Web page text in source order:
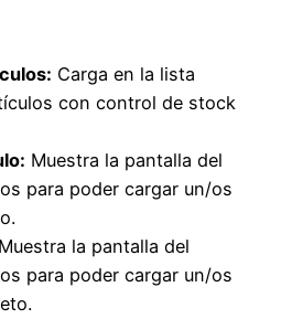
Carga en la lista
con control de stock
Muestra la pantalla del
para poder cargar un/os
Muestra la pantalla del
para poder cargar un/os